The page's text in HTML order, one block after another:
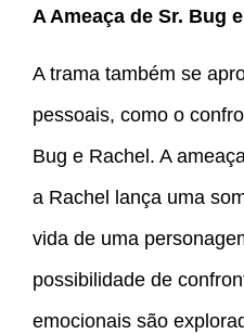
A Ameaça de Sr. Bug
A trama também se
pessoais, como o
Bug e Rachel. A
a Rachel lança uma
vida de uma
possibilidade de
emocionais são